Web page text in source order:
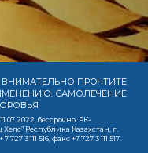
ПРОЧТИТЕ
САМОЛЕЧЕНИЕ
бессрочно. РК-
Республика Казахстан, г.
3 111 516, факс +7 727 3 111 517.